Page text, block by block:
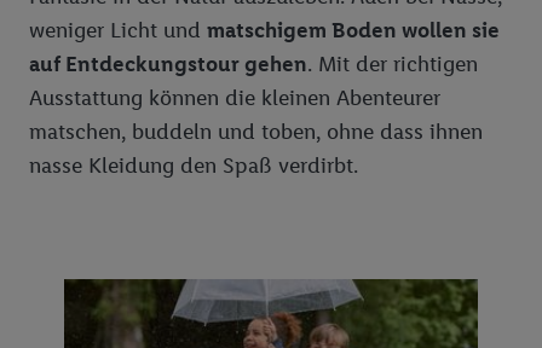
weniger Licht und matschigem Boden wollen sie
auf Entdeckungstour gehen. Mit der richtigen
Ausstattung können die kleinen Abenteurer
matschen, buddeln und toben, ohne dass ihnen
nasse Kleidung den Spaß verdirbt.